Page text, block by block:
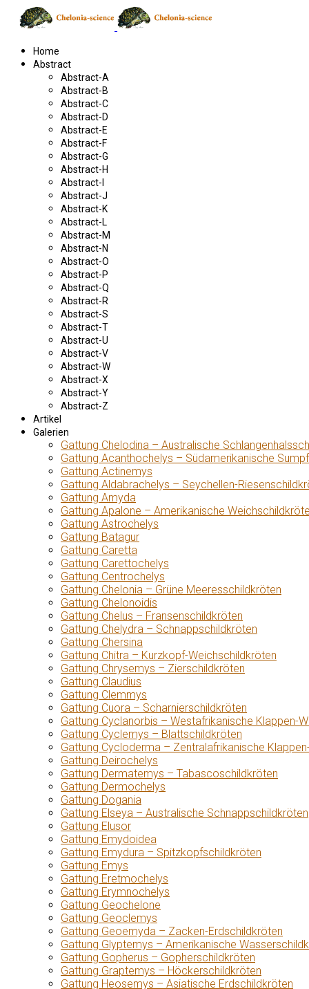
Home
Abstract
Abstract-A
Abstract-B
Abstract-C
Abstract-D
Abstract-E
Abstract-F
Abstract-G
Abstract-H
Abstract-I
Abstract-J
Abstract-K
Abstract-L
Abstract-M
Abstract-N
Abstract-O
Abstract-P
Abstract-Q
Abstract-R
Abstract-S
Abstract-T
Abstract-U
Abstract-V
Abstract-W
Abstract-X
Abstract-Y
Abstract-Z
Artikel
Galerien
Gattung Chelodina – Australische
Gattung Acanthochelys – Südamerikanische
Gattung Actinemys
Gattung Aldabrachelys – Seychellen-
Gattung Amyda
Gattung Apalone – Amerikanische
Gattung Astrochelys
Gattung Batagur
Gattung Caretta
Gattung Carettochelys
Gattung Centrochelys
Gattung Chelonia – Grüne Meeresschildkröten
Gattung Chelonoidis
Gattung Chelus – Fransenschildkröten
Gattung Chelydra – Schnappschildkröten
Gattung Chersina
Gattung Chitra – Kurzkopf-Weichschildkröten
Gattung Chrysemys – Zierschildkröten
Gattung Claudius
Gattung Clemmys
Gattung Cuora – Scharnierschildkröten
Gattung Cyclanorbis – Westafrikanische Klappen-
Gattung Cyclemys – Blattschildkröten
Gattung Cycloderma – Zentralafrikanische
Gattung Deirochelys
Gattung Dermatemys – Tabascoschildkröten
Gattung Dermochelys
Gattung Dogania
Gattung Elseya – Australische Schnappschildkröten
Gattung Elusor
Gattung Emydoidea
Gattung Emydura – Spitzkopfschildkröten
Gattung Emys
Gattung Eretmochelys
Gattung Erymnochelys
Gattung Geochelone
Gattung Geoclemys
Gattung Geoemyda – Zacken-Erdschildkröten
Gattung Glyptemys – Amerikanische
Gattung Gopherus – Gopherschildkröten
Gattung Graptemys – Höckerschildkröten
Gattung Heosemys – Asiatische Erdschildkröten